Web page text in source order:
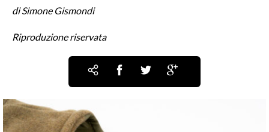
di Simone Gismondi
Riproduzione riservata